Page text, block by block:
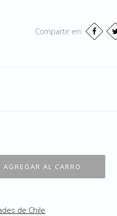
Compartir en:
de Chile